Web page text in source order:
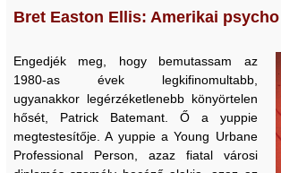
Bret Easton Ellis: Amerikai psycho
Engedjék meg, hogy bemutassam az
1980-as évek legkifinomultabb,
ugyanakkor legérzéketlenebb könyörtelen
hősét, Patrick Batemant. Ő a yuppie
megtestesítője. A yuppie a Young Urbane
Professional Person, azaz fiatal városi